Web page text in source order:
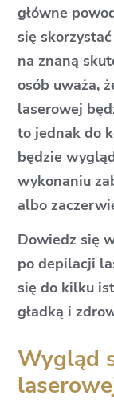
główne
się
na znaną
osób uważa,
laserowej
to jednak do
będzie
wykonaniu
albo
Dowiedz się
po depilacji
się do kilku
gładką i
Wygląd